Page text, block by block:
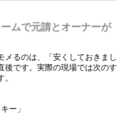
ムで元請とオーナーが
メるのは、「安くしておきまし
後です。実際の現場では次のす
ー」